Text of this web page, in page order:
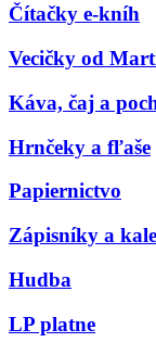
Čítačky e-kníh
Vecičky od
Káva, čaj a
Hrnčeky a fľaše
Papiernictvo
Zápisníky a
Hudba
LP platne